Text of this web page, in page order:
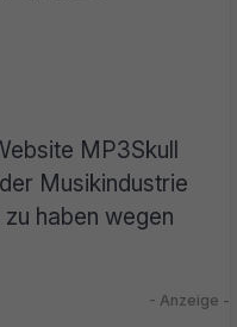
MP3Skull
Musikindustrie
haben wegen